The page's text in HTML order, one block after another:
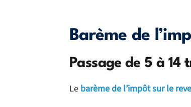
Barème de
Passage de 5 à 14
Le barème de l’impôt sur le